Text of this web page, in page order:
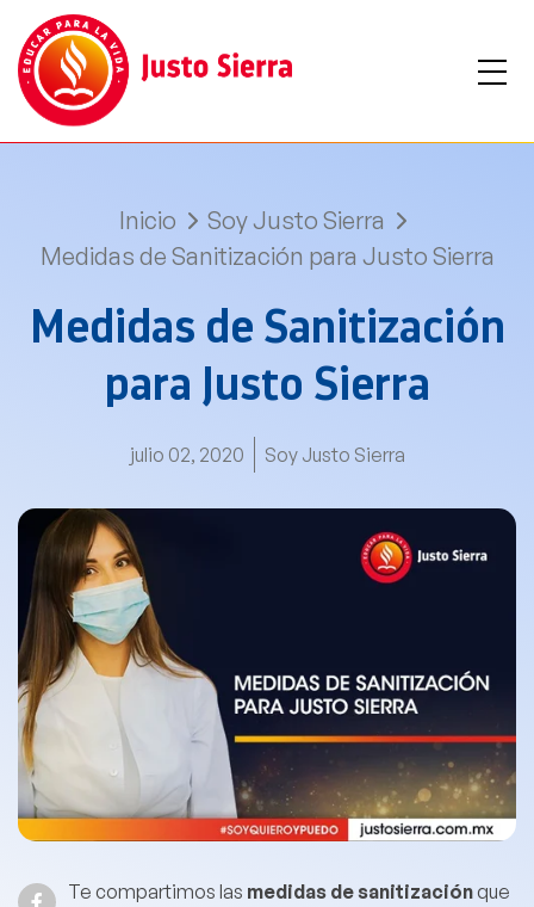
Inicio
Soy Justo Sierra
Medidas de Sanitización para Justo Sierra
Medidas de Sanitización
para Justo Sierra
julio 02, 2020 Soy Justo Sierra
Te compartimos las medidas de sanitizaciónque